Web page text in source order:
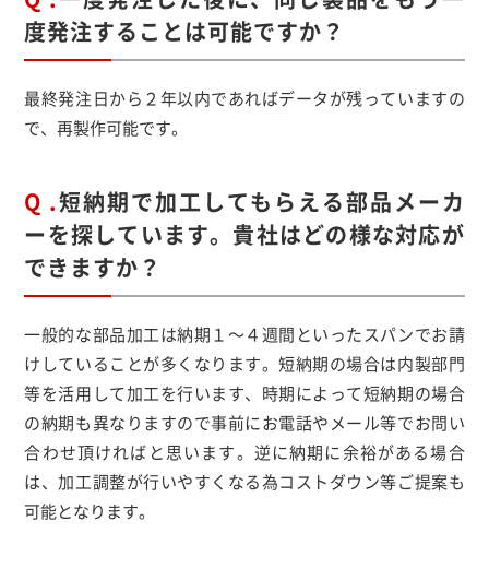
度発注することは可能ですか？
最終発注日から２年以内であればデータが残っていますの
で、再製作可能です。
Q .短納期で加工してもらえる部品メーカ
ーを探しています。貴社はどの様な対応が
できますか？
一般的な部品加工は納期１～４週間といったスパンでお請
けしていることが多くなります。短納期の場合は内製部門
等を活用して加工を行います、時期によって短納期の場合
の納期も異なりますので事前にお電話やメール等でお問い
合わせ頂ければと思います。逆に納期に余裕がある場合
は、加工調整が行いやすくなる為コストダウン等ご提案も
可能となります。